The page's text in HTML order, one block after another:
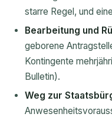
starre Regel, und
Bearbeitung und
geborene
Kontingente
Bulletin).
Weg zur